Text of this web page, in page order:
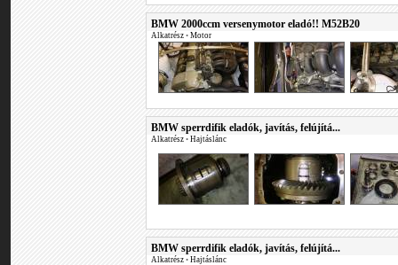
BMW 2000ccm versenymotor eladó!! M52B20
Alkatrész • Motor
BMW sperrdifik eladók, javítás, felújítá...
Alkatrész • Hajtáslánc
BMW sperrdifik eladók, javítás, felújítá...
Alkatrész • Hajtáslánc